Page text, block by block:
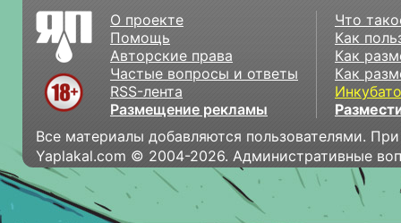
О проекте
Помощь
Авторские права
Частые вопросы и ответы
RSS-лента
Размещение рекламы
Что
Как
Как
Как
Все материалы добавляются пользователями.
Yaplakal.com © 2004-2026. Административные